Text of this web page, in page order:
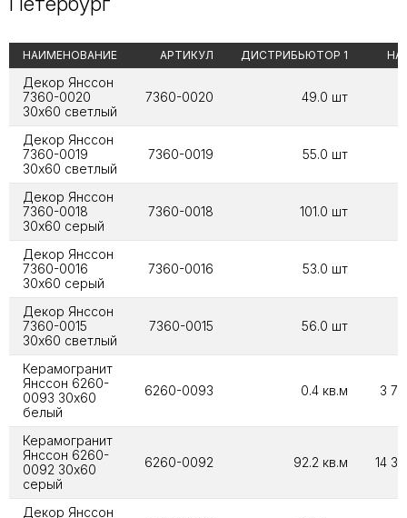
НАИМЕНОВАНИЕ АРТИКУЛ ДИСТРИБЬЮТОР 1 НА
Декор Янссон
7360-0020
30х60 светлый
7360-0020 49.0 шт
Декор Янссон
7360-0019
30х60 светлый
7360-0019 55.0 шт
Декор Янссон
7360-0018
30х60 серый
7360-0018 101.0 шт
Декор Янссон
7360-0016
30х60 серый
7360-0016 53.0 шт
Декор Янссон
7360-0015
30х60 светлый
7360-0015 56.0 шт
Керамогранит
Янссон 6260-
0093 30х60
белый
6260-0093 0.4 кв.м 3
Керамогранит
Янссон 6260-
0092 30х60
серый
6260-0092 92.2 кв.м 14
Декор Янссон